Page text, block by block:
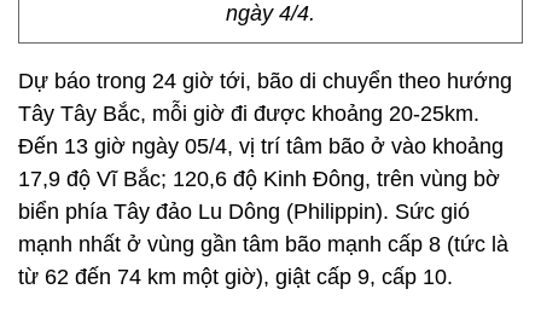
ngày 4/4.
Dự báo trong 24 giờ tới, bão di chuyển theo hướng
Tây Tây Bắc, mỗi giờ đi được khoảng 20-25km.
Đến 13 giờ ngày 05/4, vị trí tâm bão ở vào khoảng
17,9 độ Vĩ Bắc; 120,6 độ Kinh Đông, trên vùng bờ
biển phía Tây đảo Lu Dông (Philippin). Sức gió
mạnh nhất ở vùng gần tâm bão mạnh cấp 8 (tức là
từ 62 đến 74 km một giờ), giật cấp 9, cấp 10.